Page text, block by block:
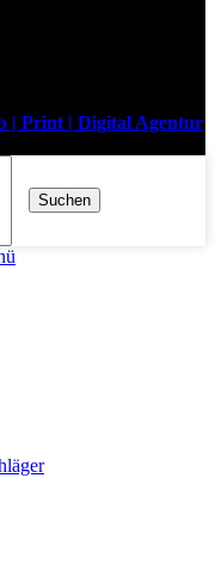
| Print | Digital Agentur
Suchen